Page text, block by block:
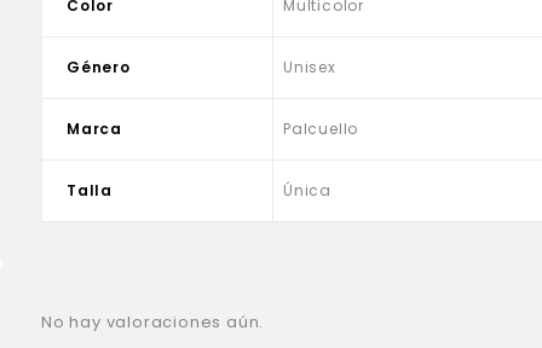
Color Multicolor
Género Unisex
Marca Palcuello
Talla Única
No hay valoraciones aún.